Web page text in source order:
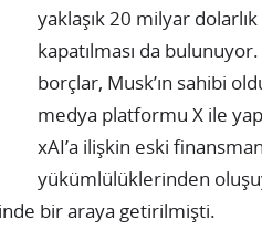
yaklaşık 20 milyar
kapatılması da
borçlar, Musk’ın sahibi
medya platformu X ile
xAI’a ilişkin eski finansman
yükümlülüklerinden
bir araya getirilmişti.